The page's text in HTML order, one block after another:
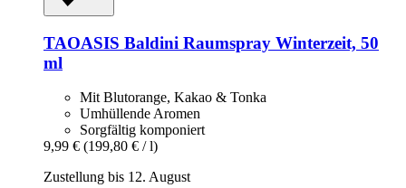
TAOASIS Baldini Raumspray Winterzeit, 50
ml
Mit Blutorange, Kakao & Tonka
Umhüllende Aromen
Sorgfältig komponiert
9,99 € (199,80 € / l)
Zustellung bis 12. August